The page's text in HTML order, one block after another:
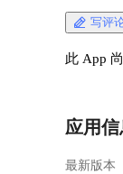
写评
此 App
应用信
最新版本